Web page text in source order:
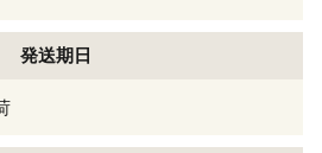
発送期日